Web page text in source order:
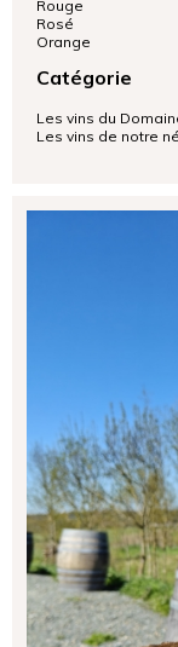
Rouge
Rosé
Orange
Catégorie
Les vins du
Les vins de notre